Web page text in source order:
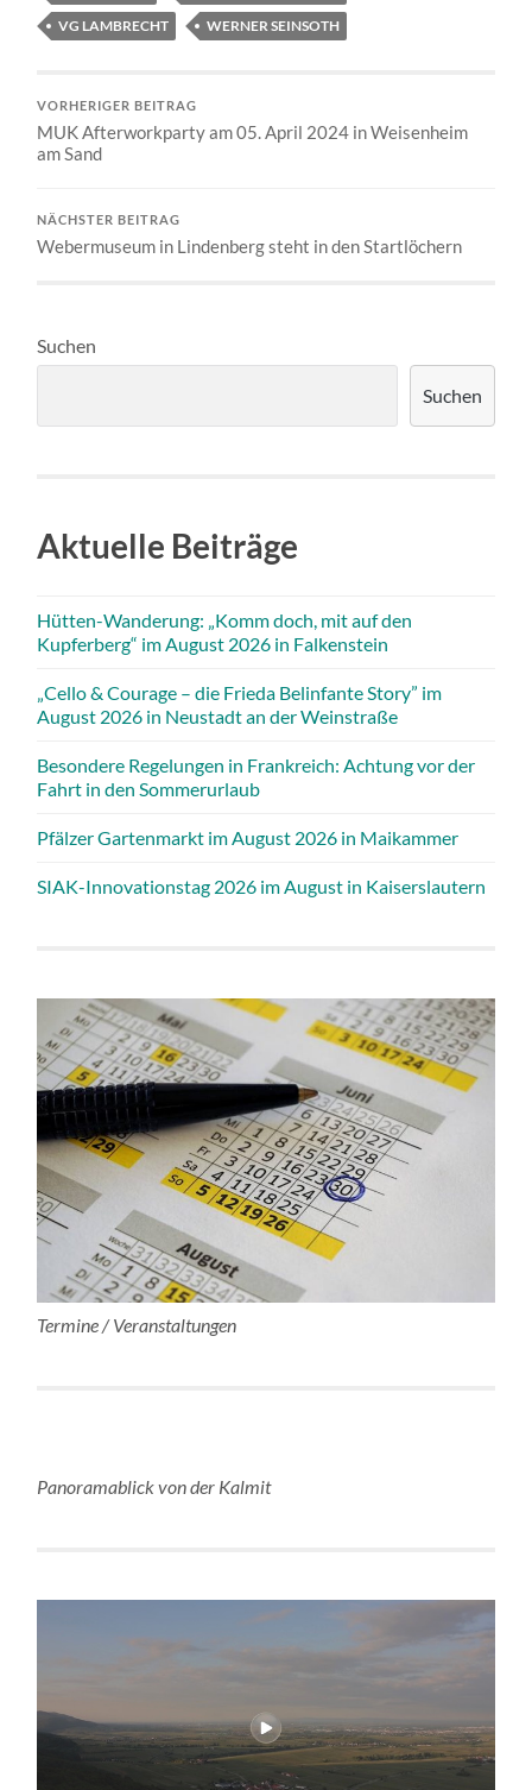
VG LAMBRECHT
WERNER SEINSOTH
VORHERIGER BEITRAG
MUK Afterworkparty am 05. April 2024 in Weisenheim
am Sand
NÄCHSTER BEITRAG
Webermuseum in Lindenberg steht in den Startlöchern
Suchen
Suchen
Aktuelle Beiträge
Hütten-Wanderung: „Komm doch, mit auf den
Kupferberg“ im August 2026 in Falkenstein
„Cello & Courage – die Frieda Belinfante Story” im
August 2026 in Neustadt an der Weinstraße
Besondere Regelungen in Frankreich: Achtung vor der
Fahrt in den Sommerurlaub
Pfälzer Gartenmarkt im August 2026 in Maikammer
SIAK-Innovationstag 2026 im August in Kaiserslautern
Termine / Veranstaltungen
Panoramablick von der Kalmit